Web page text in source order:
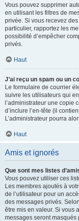
Vous pouvez supprimer
en utilisant les filtres de
privée. Si vous recevez
particulier, rapportez les
possibilité d’empêcher
privés.
Haut
J’ai reçu un spam ou un
Le formulaire de courrier
suivre les utilisateurs qui
l’administrateur une copie
d’inclure l’en-tête (il
L’administrateur pourra
Haut
Amis et ignorés
Que sont mes listes
Vous pouvez utiliser ces
Les membres ajoutés à
de l’utilisateur pour un
des messages privés.
être mis en valeur. Si vous
messages seront masqués